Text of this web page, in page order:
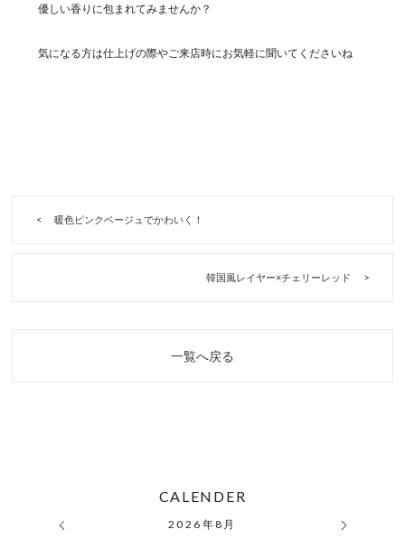
優しい香りに包まれてみませんか？
気になる方は仕上げの際やご来店時にお気軽に聞いてくださいね
暖色ピンクベージュでかわいく！
韓国風レイヤー×チェリーレッド
一覧へ戻る
CALENDER
2026 年 8月